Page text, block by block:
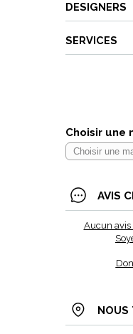
DESIGNERS
SERVICES
Choisir une
AVIS
Aucun avis
NOUS